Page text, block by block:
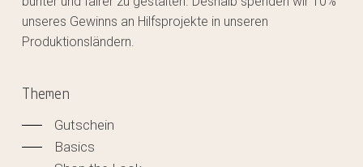
unseres Gewinns an Hilfsprojekte in unseren
Produktionsländern.
Themen
Gutschein
Basics